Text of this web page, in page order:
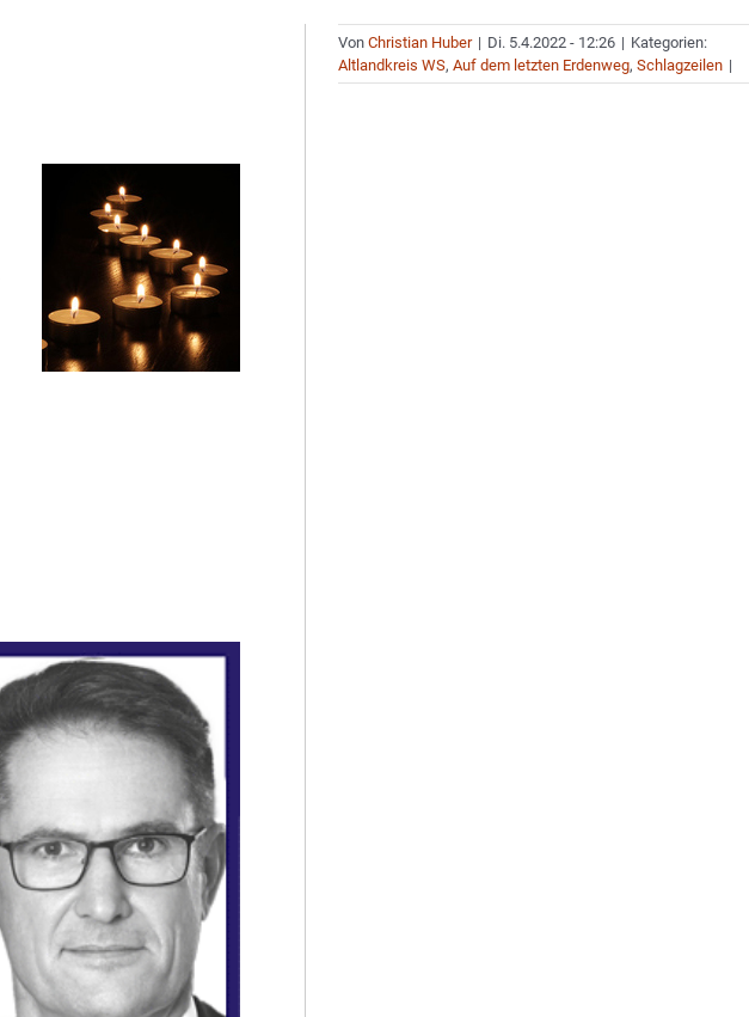
VonChristian Huber | Di. 5.4.2022 - 12:26 | Kategorien:
Altlandkreis WS,Auf dem letzten Erdenweg,Schlagzeilen |